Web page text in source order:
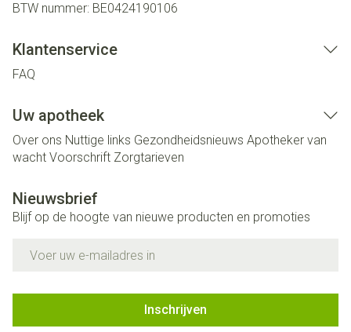
BTW nummer: BE0424190106
Klantenservice
FAQ
Uw apotheek
Over ons Nuttige links Gezondheidsnieuws Apotheker van
wacht Voorschrift Zorgtarieven
Nieuwsbrief
Blijf op de hoogte van nieuwe producten en promoties
Inschrijven